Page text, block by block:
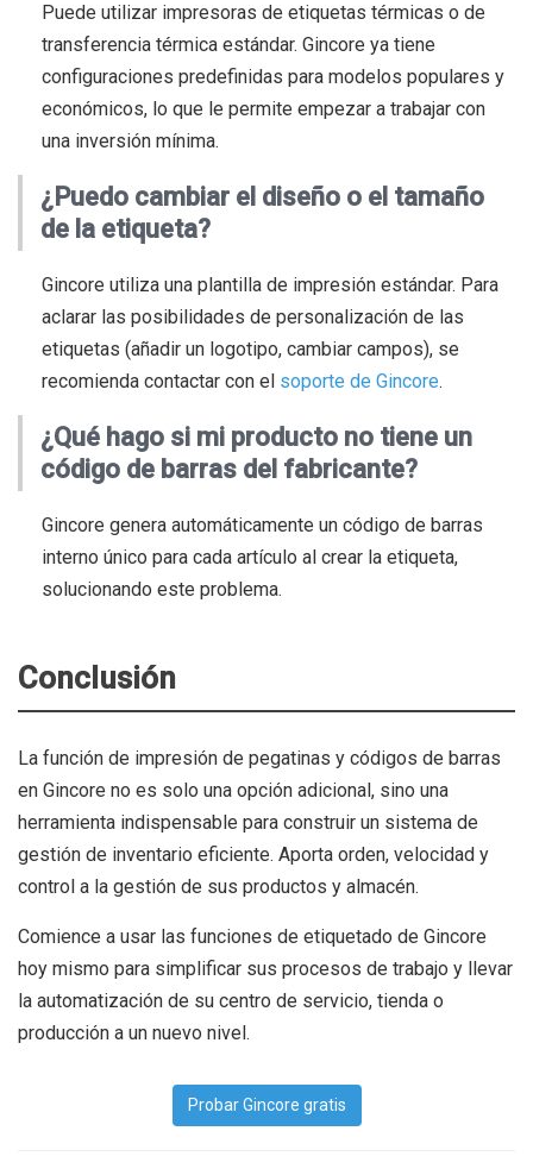
Puede utilizar impresoras de etiquetas térmicas o de
transferencia térmica estándar. Gincore ya tiene
configuraciones predefinidas para modelos populares y
económicos, lo que le permite empezar a trabajar con
una inversión mínima.
¿Puedo cambiar el diseño o el tamaño
de la etiqueta?
Gincore utiliza una plantilla de impresión estándar. Para
aclarar las posibilidades de personalización de las
etiquetas (añadir un logotipo, cambiar campos), se
recomienda contactar con el soporte de Gincore.
¿Qué hago si mi producto no tiene un
código de barras del fabricante?
Gincore genera automáticamente un código de barras
interno único para cada artículo al crear la etiqueta,
solucionando este problema.
Conclusión
La función de impresión de pegatinas y códigos de barras
en Gincore no es solo una opción adicional, sino una
herramienta indispensable para construir un sistema de
gestión de inventario eficiente. Aporta orden, velocidad y
control a la gestión de sus productos y almacén.
Comience a usar las funciones de etiquetado de Gincore
hoy mismo para simplificar sus procesos de trabajo y llevar
la automatización de su centro de servicio, tienda o
producción a un nuevo nivel.
Probar Gincore gratis